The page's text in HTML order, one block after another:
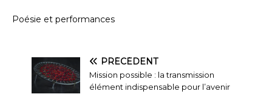
Poésie et performances
PRÉCÉDENT
Mission possible : la transmission
élément indispensable pour l’avenir